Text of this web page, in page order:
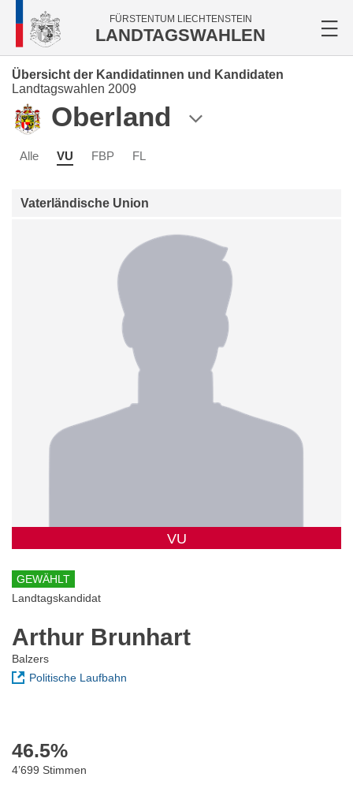
FÜRSTENTUM LIECHTENSTEIN
LANDTAGSWAHLEN
Übersicht der Kandidatinnen und Kandidaten
Landtagswahlen 2009
Oberland
Alle VU FBP FL
Vaterländische Union
VU
GEWÄHLT
Landtagskandidat
Arthur Brunhart
Balzers
Politische Laufbahn
46.5%
4’699 Stimmen